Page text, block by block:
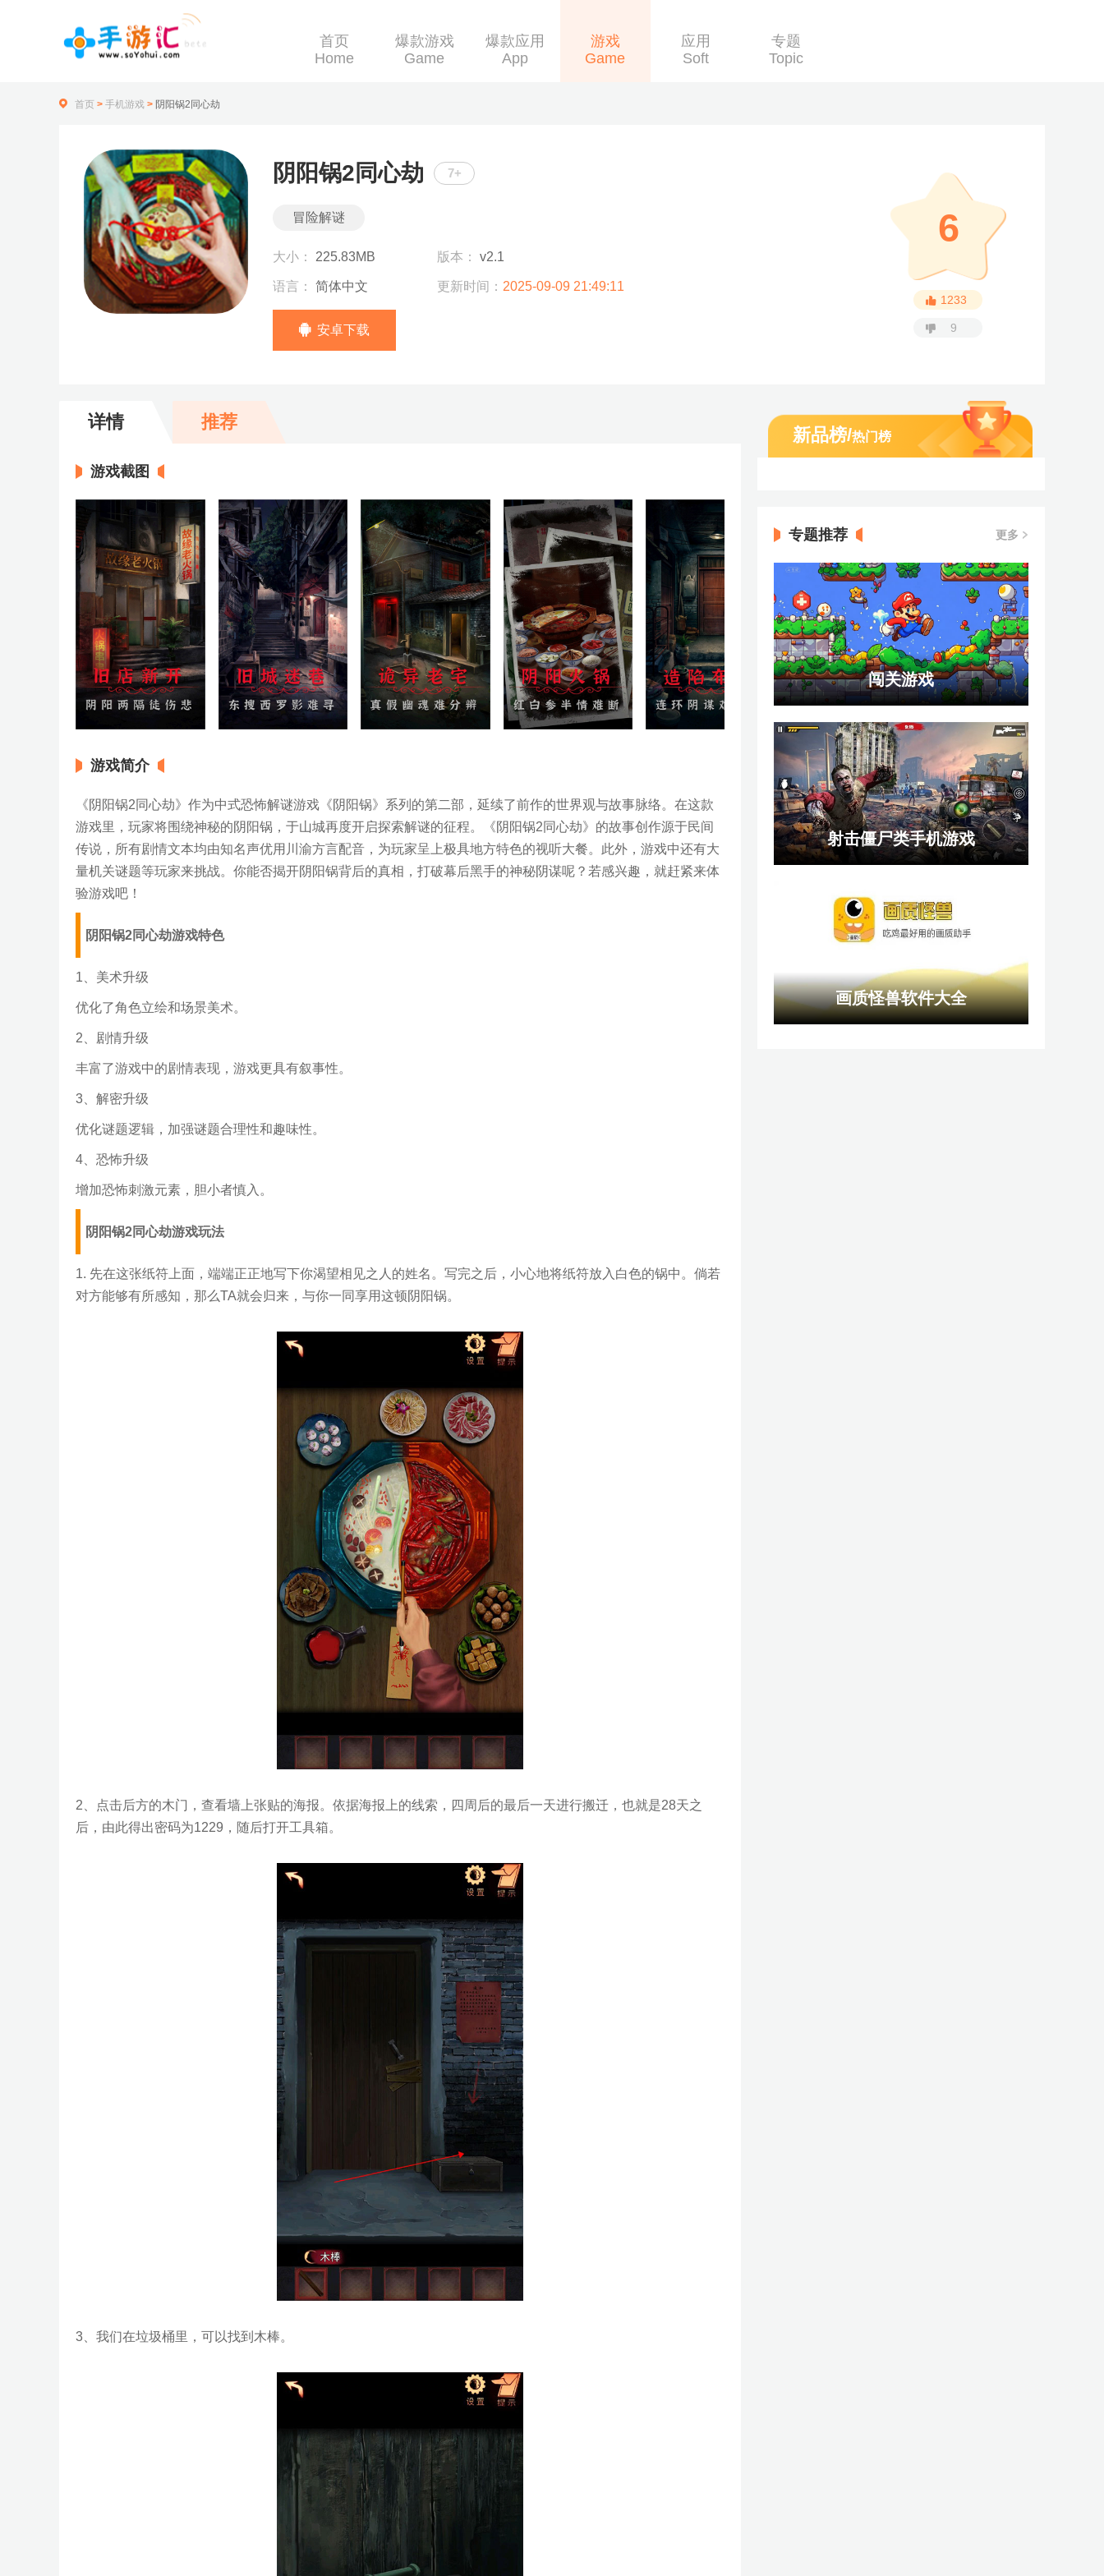
首页
Home
爆款游戏
Game
爆款应用
App
游戏
Game
应用
Soft
专题
Topic
首页 > 手机游戏 > 阴阳锅2同心劫
阴阳锅2同心劫 7+
冒险解谜
大小： 225.83MB 版本： v2.1
语言： 简体中文 更新时间： 2025-09-09 21:49:11
安卓下载
6
1233
9
详情 推荐
游戏截图
游戏简介
《阴阳锅2同心劫》作为中式恐怖解谜游戏《阴阳锅》系列的第二部，延续了前作的世界观与故事脉络。在这款
游戏里，玩家将围绕神秘的阴阳锅，于山城再度开启探索解谜的征程。《阴阳锅2同心劫》的故事创作源于民间
传说，所有剧情文本均由知名声优用川渝方言配音，为玩家呈上极具地方特色的视听大餐。此外，游戏中还有大
量机关谜题等玩家来挑战。你能否揭开阴阳锅背后的真相，打破幕后黑手的神秘阴谋呢？若感兴趣，就赶紧来体
验游戏吧！
阴阳锅2同心劫游戏特色
1、美术升级
优化了角色立绘和场景美术。
2、剧情升级
丰富了游戏中的剧情表现，游戏更具有叙事性。
3、解密升级
优化谜题逻辑，加强谜题合理性和趣味性。
4、恐怖升级
增加恐怖刺激元素，胆小者慎入。
阴阳锅2同心劫游戏玩法
1. 先在这张纸符上面，端端正正地写下你渴望相见之人的姓名。写完之后，小心地将纸符放入白色的锅中。倘若
对方能够有所感知，那么TA就会归来，与你一同享用这顿阴阳锅。
2、点击后方的木门，查看墙上张贴的海报。依据海报上的线索，四周后的最后一天进行搬迁，也就是28天之
后，由此得出密码为1229，随后打开工具箱。
3、我们在垃圾桶里，可以找到木棒。
新品榜/热门榜
专题推荐 更多
闯关游戏
射击僵尸类手机游戏
画质怪兽软件大全